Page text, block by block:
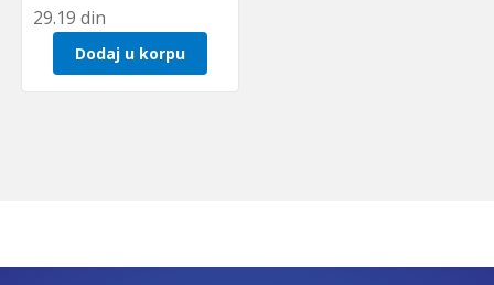
29.19 din
Dodaj u korpu